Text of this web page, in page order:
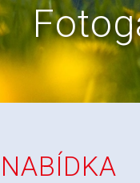
NABÍDKA